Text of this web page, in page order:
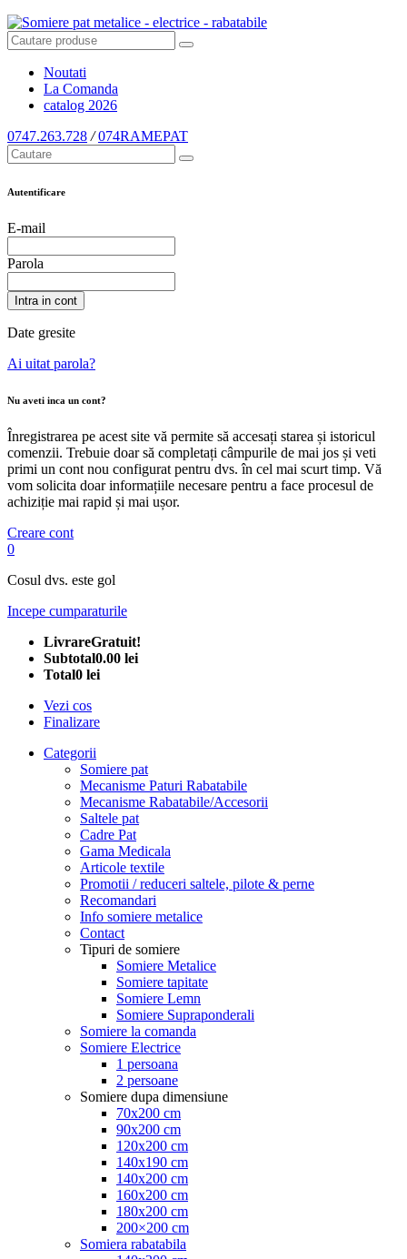
Noutati
La Comanda
catalog 2026
0747.263.728 / 074RAMEPAT
Autentificare
E-mail
Parola
Intra in cont
Date gresite
Ai uitat parola?
Nu aveti inca un cont?
Înregistrarea pe acest site vă permite să accesați starea și istoricul
comenzii. Trebuie doar să completați câmpurile de mai jos și veti
primi un cont nou configurat pentru dvs. în cel mai scurt timp. Vă
vom solicita doar informațiile necesare pentru a face procesul de
achiziție mai rapid și mai ușor.
Creare cont
0
Cosul dvs. este gol
Incepe cumparaturile
LivrareGratuit!
Subtotal0.00 lei
Total0 lei
Vezi cos
Finalizare
Categorii
Somiere pat
Mecanisme Paturi Rabatabile
Mecanisme Rabatabile/Accesorii
Saltele pat
Cadre Pat
Gama Medicala
Articole textile
Promotii / reduceri saltele, pilote & perne
Recomandari
Info somiere metalice
Contact
Tipuri de somiere
Somiere Metalice
Somiere tapitate
Somiere Lemn
Somiere Supraponderali
Somiere la comanda
Somiere Electrice
1 persoana
2 persoane
Somiere dupa dimensiune
70x200 cm
90x200 cm
120x200 cm
140x190 cm
140x200 cm
160x200 cm
180x200 cm
200×200 cm
Somiera rabatabila